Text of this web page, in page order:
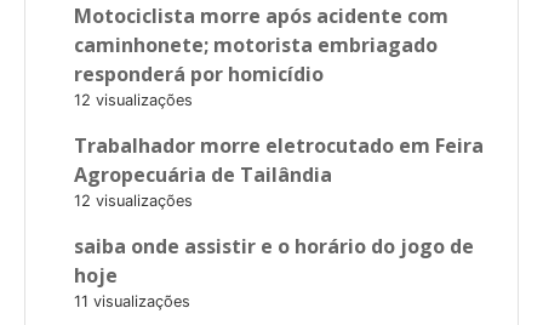
Motociclista morre após acidente com
caminhonete; motorista embriagado
responderá por homicídio
12 visualizações
Trabalhador morre eletrocutado em Feira
Agropecuária de Tailândia
12 visualizações
saiba onde assistir e o horário do jogo de
hoje
11 visualizações